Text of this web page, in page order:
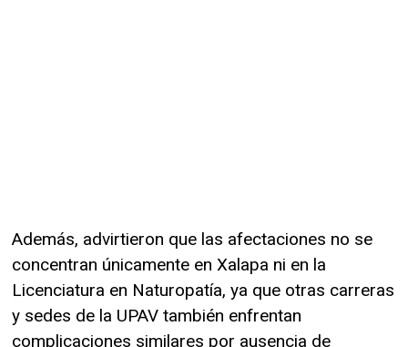
Además, advirtieron que las afectaciones no se
concentran únicamente en Xalapa ni en la
Licenciatura en Naturopatía, ya que otras carreras
y sedes de la UPAV también enfrentan
complicaciones similares por ausencia de